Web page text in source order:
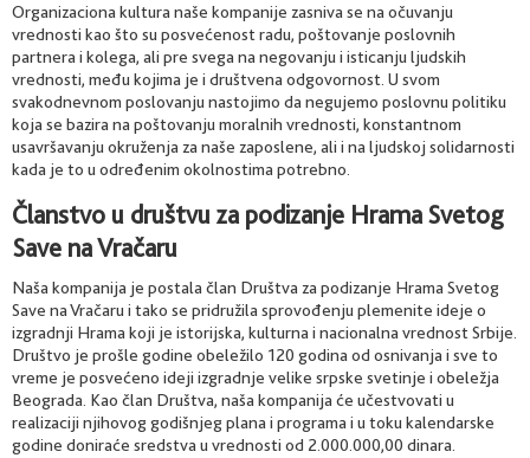
Organizaciona kultura naše kompanije zasniva se na očuvanju
vrednosti kao što su posvećenost radu, poštovanje poslovnih
partnera i kolega, ali pre svega na negovanju i isticanju ljudskih
vrednosti, među kojima je i društvena odgovornost. U svom
svakodnevnom poslovanju nastojimo da negujemo poslovnu politiku
koja se bazira na poštovanju moralnih vrednosti, konstantnom
usavršavanju okruženja za naše zaposlene, ali i na ljudskoj solidarnosti
kada je to u određenim okolnostima potrebno.
Članstvo u društvu za podizanje Hrama Svetog
Save na Vračaru
Naša kompanija je postala član Društva za podizanje Hrama Svetog
Save na Vračaru i tako se pridružila sprovođenju plemenite ideje o
izgradnji Hrama koji je istorijska, kulturna i nacionalna vrednost Srbije.
Društvo je prošle godine obeležilo 120 godina od osnivanja i sve to
vreme je posvećeno ideji izgradnje velike srpske svetinje i obeležja
Beograda. Kao član Društva, naša kompanija će učestvovati u
realizaciji njihovog godišnjeg plana i programa i u toku kalendarske
godine doniraće sredstva u vrednosti od 2.000.000,00 dinara.